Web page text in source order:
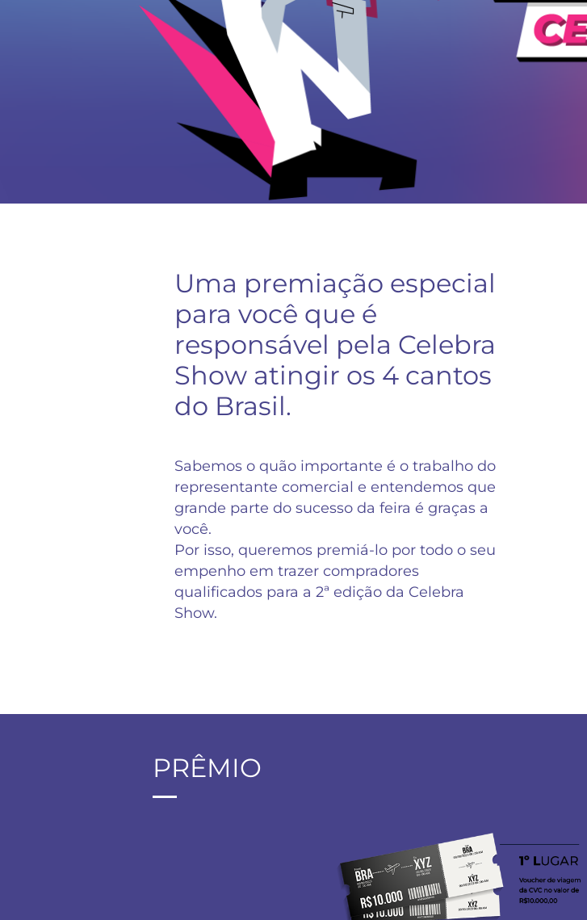
Uma premiação especial
para você que é
responsável pela Celebra
Show atingir os 4 cantos
do Brasil.
Sabemos o quão importante é o trabalho do
representante comercial e entendemos que
grande parte do sucesso da feira é graças a
você.
Por isso, queremos premiá-lo por todo o seu
empenho em trazer compradores
qualificados para a 2ª edição da Celebra
Show.
PRÊMIO